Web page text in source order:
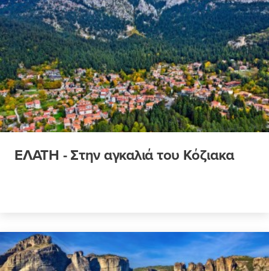
ΕΛΑΤΗ - Στην αγκαλιά του Κόζιακα